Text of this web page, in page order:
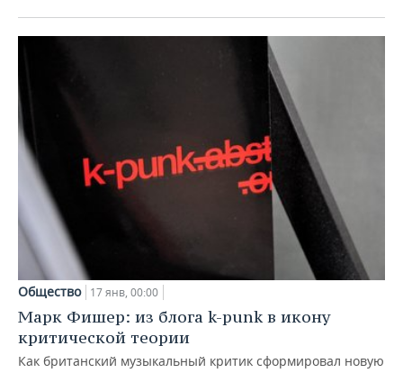
Общество 17 янв, 00:00
Марк Фишер: из блога k-punk в икону
критической теории
Как британский музыкальный критик сформировал новую